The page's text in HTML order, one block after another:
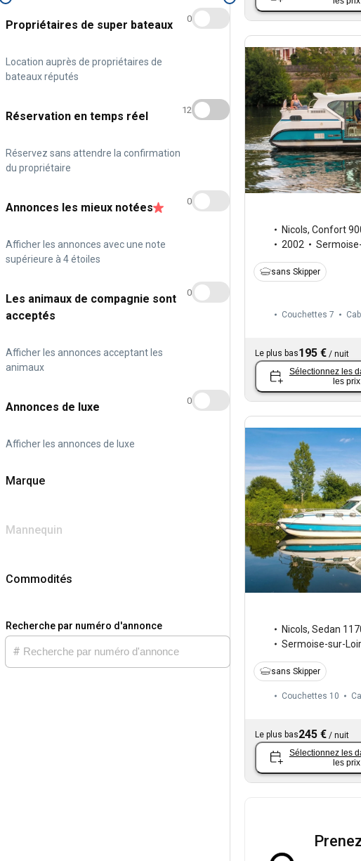
Propriétaires de super bateaux
Location auprès de propriétaires de
bateaux réputés
0
Réservation en temps réel
Réservez sans attendre la confirmation
du propriétaire
12
Annonces les mieux notées
Afficher les annonces avec une note
supérieure à 4 étoiles
0
Les animaux de compagnie sont
acceptés
Afficher les annonces acceptant les
animaux
0
Annonces de luxe
Afficher les annonces de luxe
0
Marque
Mannequin
Commodités
Recherche par numéro d'annonce
Nicols, Confort
2002
sans Skipper
Couchettes 7
Le plus bas195 € / nuit
Sélectionnez les
les
Nicols, Sedan
Sermoise-sur-
sans Skipper
Couchettes 10
Le plus bas245 € / nuit
Sélectionnez les
les prix